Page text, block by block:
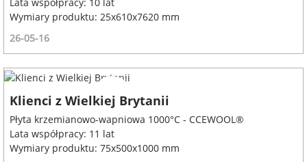
Wymiary produktu: 25x610x7620 mm
26-05-16
Klienci z Wielkiej Brytanii
Płyta krzemianowo-wapniowa 1000°C - CCEWOOL®
Lata współpracy: 11 lat
Wymiary produktu: 75x500x1000 mm